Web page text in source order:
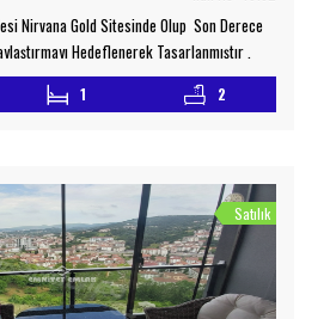
Nirvana Gold Sitesinde Olup Son Derece
Hedeflenerek Tasarlanmıştır .
Yüzme Havuzu , Çocuk Yüzme Havuzu ,
, Çocuk Oyun Parkı, Oturma Alanları ,
1 2
Satılık